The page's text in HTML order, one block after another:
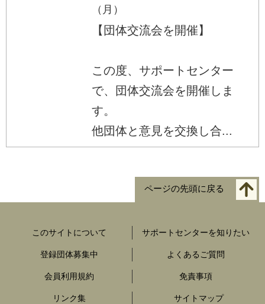
（月）
【団体交流会を開催】
この度、サポートセンター
で、団体交流会を開催しま
す。
他団体と意見を交換し合...
ページの先頭に戻る
このサイトについて サポートセンターを知りたい
登録団体募集中 よくあるご質問
会員利用規約 免責事項
リンク集 サイトマップ